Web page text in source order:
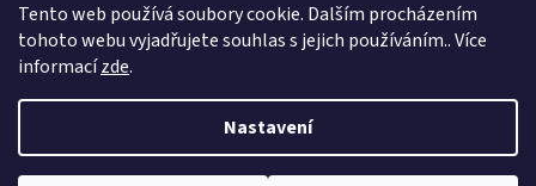
Tento web používá soubory cookie. Dalším procházením
tohoto webu vyjadřujete souhlas s jejich používáním.. Více
informacízde.
Nastavení
E-shop s elektronikou
Upravit nastavení cookies